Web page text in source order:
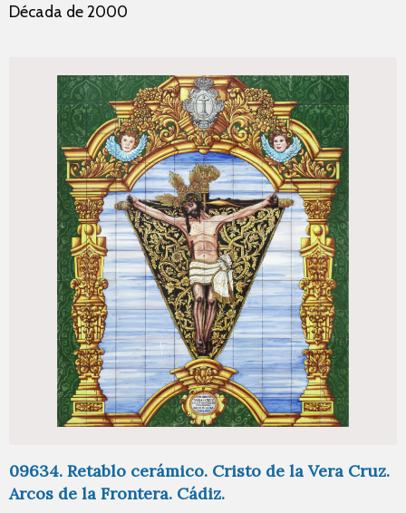
Década de 2000
09634. Retablo cerámico. Cristo de la Vera Cruz.
Arcos de la Frontera. Cádiz.